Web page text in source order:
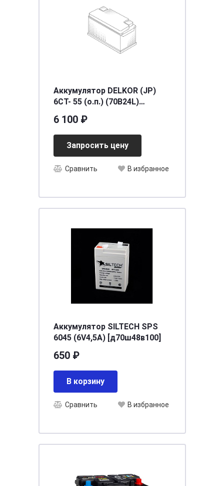
Аккумулятор DELKOR (JP)
6СТ- 55 (о.п.) (70B24L)
6 100 ₽
Запросить цену
Сравнить В избранное
Аккумулятор SILTECH SPS
6045 (6V4,5A) [д70ш48в100]
650 ₽
В корзину
Сравнить В избранное